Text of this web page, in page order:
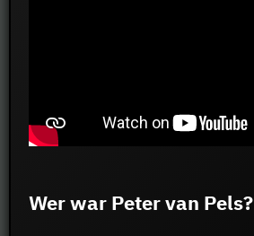
Wer war Peter van Pels?